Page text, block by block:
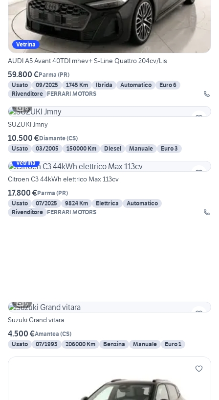
Vetrina
AUDI A5 Avant 40TDI mhev+ S-Line Quattro 204cv/Lis
59.800 €Parma (PR)
Usato
09/2025 1745 Km Ibrida Automatico
Euro 6
Rivenditore FERRARI MOTORS
6
SUZUKI Jmny
10.500 €Diamante(CS)
Usato
03/2005 150000 Km Diesel Manuale
Euro 3
Vetrina
Citroen C3 44kWh elettrico Max 113cv
17.800 €Parma (PR)
Usato
07/2025 9824 Km Elettrica
Automatico
Rivenditore FERRARI MOTORS
5
Suzuki Grand vitara
4.500 €Amantea (CS)
Usato
07/1993 206000 Km Benzina Manuale Euro 1